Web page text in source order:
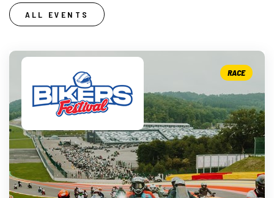
ALL EVENTS
RACE